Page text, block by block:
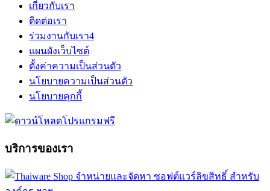
เกี่ยวกับเรา
ติดต่อเรา
ร่วมงานกับเรา4
แผนผังเว็บไซต์
ตั้งค่าความเป็นส่วนตัว
นโยบายความเป็นส่วนตัว
นโยบายคุกกี้
บริการของเรา